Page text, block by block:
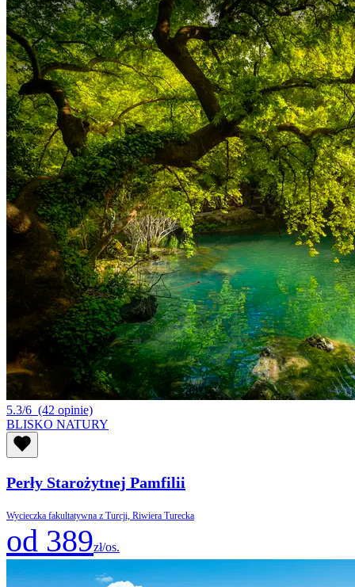
5.3/6 (42 opinie)
BLISKO NATURY
Perły Starożytnej Pamfilii
Wycieczka fakultatywna z Turcji, Riwiera Turecka
od 389zł/os.